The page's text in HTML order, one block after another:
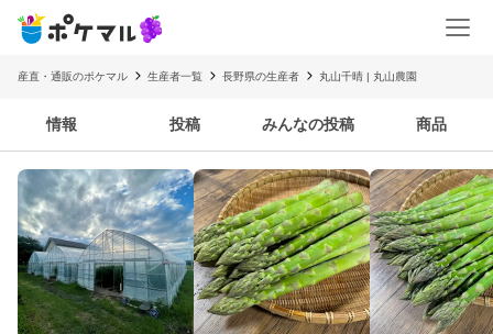
産直・通販のポケマル 生産者一覧 長野県の生産者 丸山千晴 | 丸山農園
情報 投稿 みんなの投稿 商品